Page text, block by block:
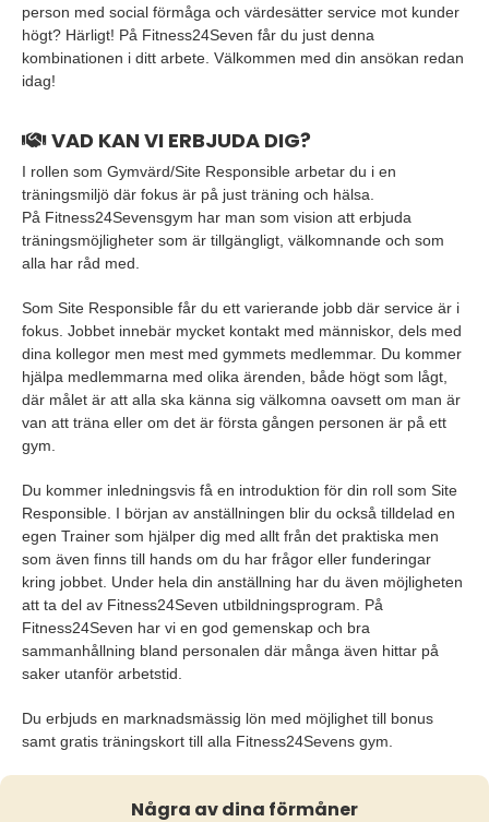
person med social förmåga och värdesätter service mot kunder
högt? Härligt! På Fitness24Seven får du just denna
kombinationen i ditt arbete. Välkommen med din ansökan redan
idag!
VAD KAN VI ERBJUDA DIG?
I rollen som Gymvärd/Site Responsible arbetar du i en
träningsmiljö där fokus är på just träning och hälsa.
På Fitness24Sevensgym har man som vision att erbjuda
träningsmöjligheter som är tillgängligt, välkomnande och som
alla har råd med.
Som Site Responsible får du ett varierande jobb där service är i
fokus. Jobbet innebär mycket kontakt med människor, dels med
dina kollegor men mest med gymmets medlemmar. Du kommer
hjälpa medlemmarna med olika ärenden, både högt som lågt,
där målet är att alla ska känna sig välkomna oavsett om man är
van att träna eller om det är första gången personen är på ett
gym.
Du kommer inledningsvis få en introduktion för din roll som Site
Responsible. I början av anställningen blir du också tilldelad en
egen Trainer som hjälper dig med allt från det praktiska men
som även finns till hands om du har frågor eller funderingar
kring jobbet. Under hela din anställning har du även möjligheten
att ta del av Fitness24Seven utbildningsprogram. På
Fitness24Seven har vi en god gemenskap och bra
sammanhållning bland personalen där många även hittar på
saker utanför arbetstid.
Du erbjuds en marknadsmässig lön med möjlighet till bonus
samt gratis träningskort till alla Fitness24Sevens gym.
Några av dina förmåner